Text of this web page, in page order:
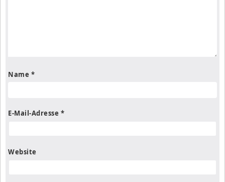
Name *
E-Mail-Adresse *
Website